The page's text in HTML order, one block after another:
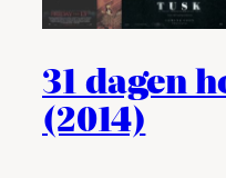
31 dagen
(2014)